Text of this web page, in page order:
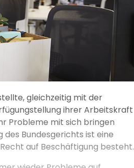
gleichzeitig mit der
ihrer Arbeitskraft
Probleme mit sich bringen
Bundesgerichts ist eine
auf Beschäftigung besteht.